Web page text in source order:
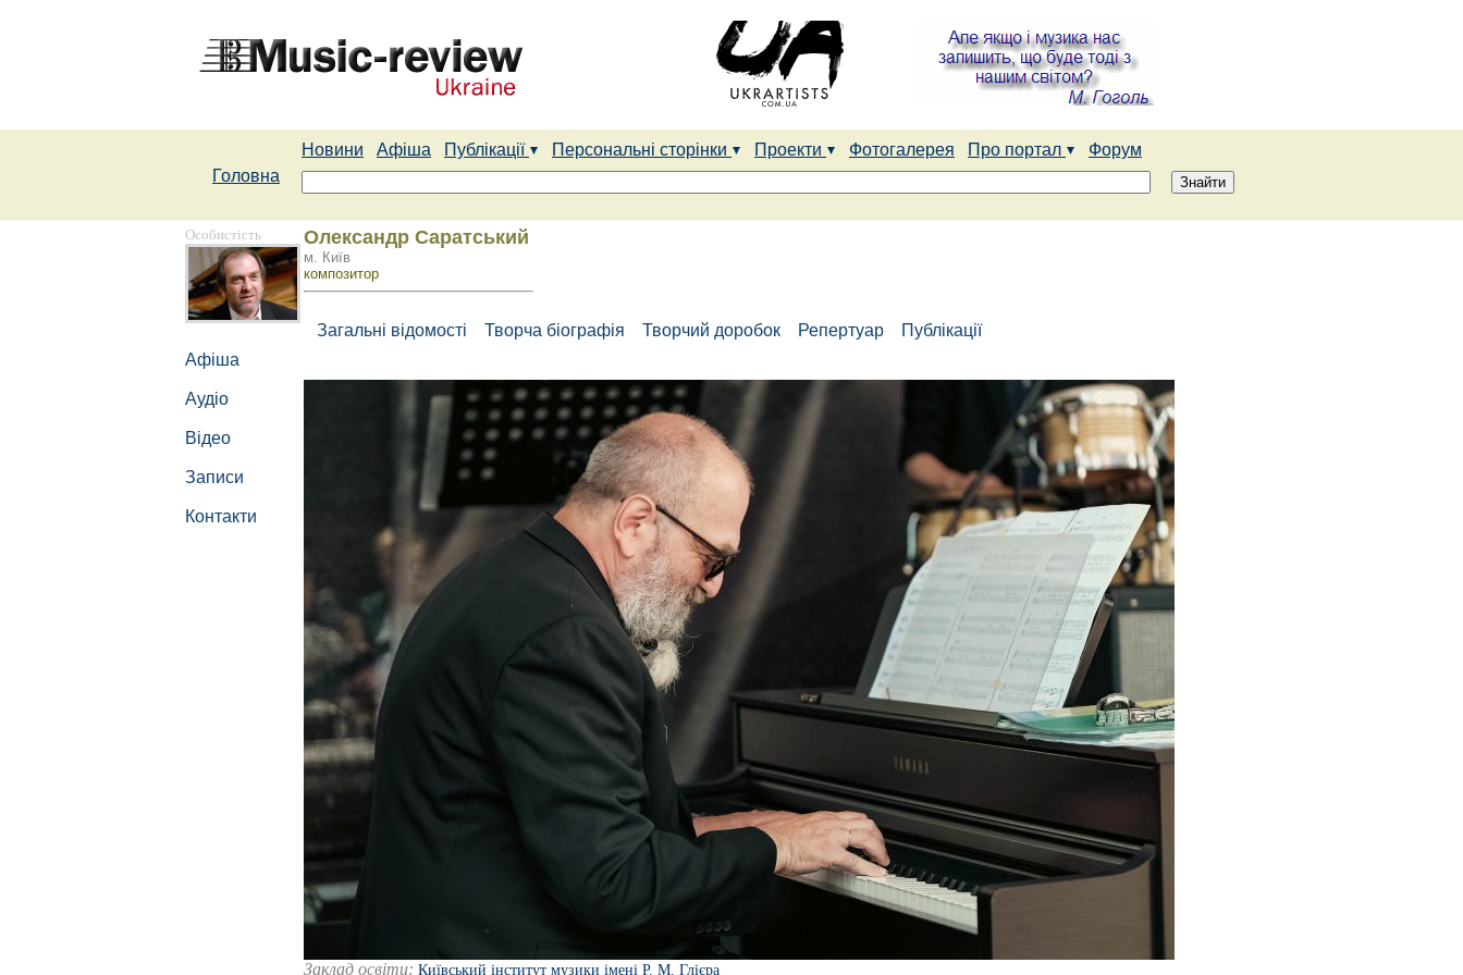
Новини Афіша Публікації Персональні сторінки Проекти Фотогалерея Про портал
Форум
Головна
Особистість
Афіша
Аудіо
Відео
Записи
Контакти
Олександр Саратський
м. Київ
композитор
Загальні відомості Творча біографія Творчий доробок Репертуар Публікації
Заклад освіти: Київський інститут музики імені Р. М. Глієра